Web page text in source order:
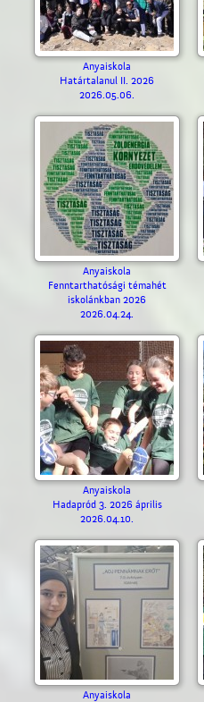
Anyaiskola
Határtalanul II. 2026
2026.05.06.
Anyaiskola
Fenntarthatósági témahét
iskolánkban 2026
2026.04.24.
Anyaiskola
Hadapród 3. 2026 április
2026.04.10.
Anyaiskola